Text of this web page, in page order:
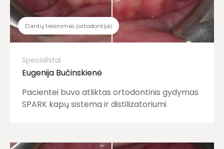
Dantų tiesinimas (ortodontija)
Specialistai
Eugenija Bučinskienė
Pacientei buvo atliktas ortodontinis gydymas
SPARK kapų sistema ir distilizatoriumi